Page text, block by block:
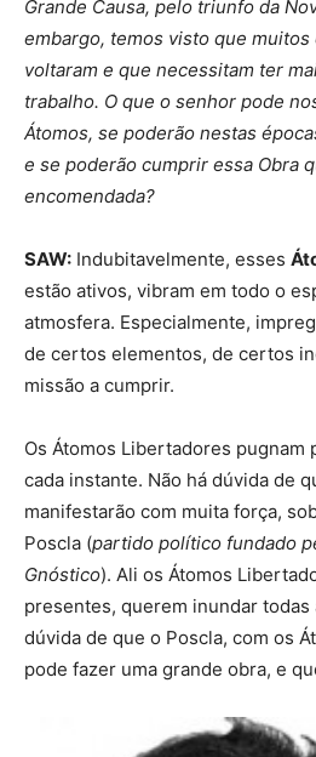
Grande Causa, pelo triunfo da
embargo, temos visto que muitos
voltaram e que necessitam ter
trabalho. O que o senhor pode
Átomos, se poderão nestas
e se poderão cumprir essa Obra
encomendada?
SAW: Indubitavelmente, esses
estão ativos, vibram em todo o
atmosfera. Especialmente,
de certos elementos, de certos
missão a cumprir.
Os Átomos Libertadores pugnam
cada instante. Não há dúvida de
manifestarão com muita força,
Poscla (partido político fundado
Gnóstico). Ali os Átomos
presentes, querem inundar todas
dúvida de que o Poscla, com os
pode fazer uma grande obra, e